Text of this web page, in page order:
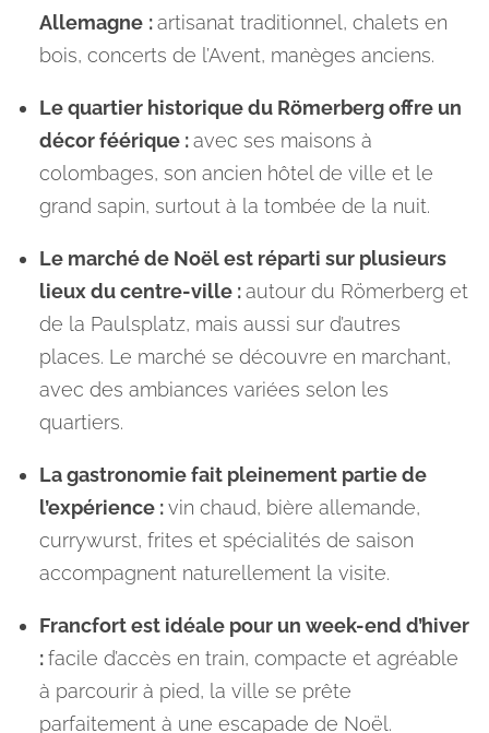
Allemagne :artisanat traditionnel, chalets en
bois, concerts de l’Avent, manèges anciens.
Le quartier historique du Römerberg offre un
décor féérique :avec ses maisons à
colombages, son ancien hôtel de ville et le
grand sapin, surtout à la tombée de la nuit.
Le marché de Noël est réparti sur plusieurs
lieux du centre-ville :autour du Römerberg et
de la Paulsplatz, mais aussi sur d’autres
places. Le marché se découvre en marchant,
avec des ambiances variées selon les
quartiers.
La gastronomie fait pleinement partie de
l’expérience :vin chaud, bière allemande,
currywurst, frites et spécialités de saison
accompagnent naturellement la visite.
Francfort est idéale pour un week-end d’hiver
:facile d’accès en train, compacte et agréable
à parcourir à pied, la ville se prête
parfaitement à une escapade de Noël.